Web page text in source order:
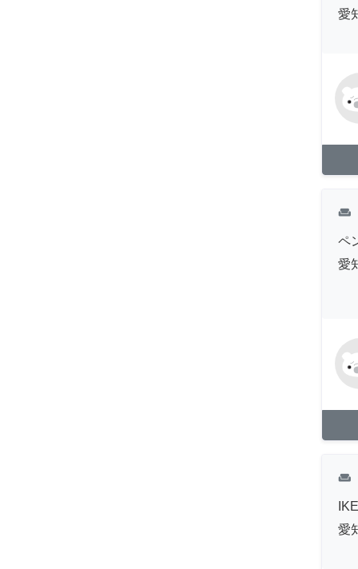
愛
weekend
ペ
愛
weekend
愛